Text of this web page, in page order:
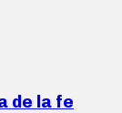
de la fe